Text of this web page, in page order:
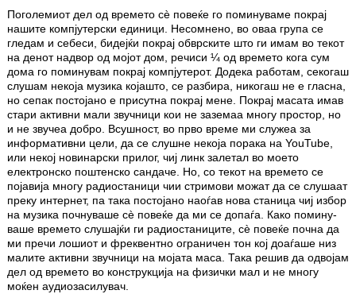
Поголемиот дел од времето сè по­веќе го поминуваме покрај
нашите ком­пјутерски единици. Несомнено, во оваа група се
гледам и себеси, бидејќи покрај обврските што ги имам во текот
на ден­от надвор од мојот дом, речиси ¼ од времето кога сум
дома го поминувам покрај компјутерот. Додека работам, секогаш
слушам некоја музика којашто, се разбира, никогаш не е гласна,
но сепак постојано е присутна покрај мене. Покрај масата имав
стари активни мали звучници кои не заземаа многу простор, но
и не звучеа добро. Всушност, во прво време ми служеа за
информативни цели, да се слушне некоја порака на YouTube,
или некој новинарски прилог, чиј линк залетал во моето
електронско поштен­ско сандаче. Но, со текот на времето се
појавија многу радиостаници чии стри­мови можат да се слушаат
преку интер­нет, па така постојано наоѓав нова ста­ни­ца чиј избор
на музика почнуваше сè повеќе да ми се допаѓа. Како помину­
ваше времето слушајќи ги радиоста­ници­те, сè повеќе почна да
ми пречи лошиот и фреквентно ограничен тон кој доаѓаше низ
малите активни звучници на мојата маса. Така решив да одвојам
дел од времето во конструкција на фи­зич­ки мал и не многу
моќен аудио­за­силувач.